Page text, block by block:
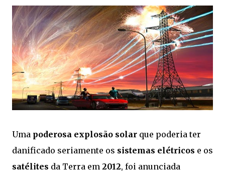
Uma poderosa explosão solar que poderia ter
danificado seriamente os sistemas elétricos e os
satélites da Terra em 2012, foi anunciada